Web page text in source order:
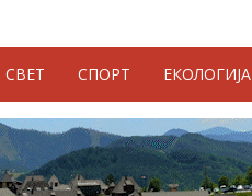
СВЕТ СПОРТ ЕКОЛОГИЈА